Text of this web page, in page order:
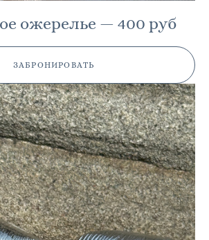
ожерелье — 400 руб
ЗАБРОНИРОВАТЬ